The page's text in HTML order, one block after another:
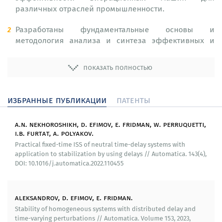
различных отраслей промышленности.
Разработаны фундаментальные основы и
методология анализа и синтеза эффективных и
времени децентрализованной автономной
навигации и кооперации многоагентных
информационного обмена между его компонентами.
Разработаны алгоритмы управления при
существенной неполноте информации для
выполнения маневров различных
робототехнических систем. Разработаны новые
методы управления динамично изменяемой
подхода.
показать полностью
избранные публикации патенты
a.n. nekhoroshikh, d. efimov, e. fridman, w. perruquetti,
i.b. furtat, a. polyakov.
Practical fixed-time ISS of neutral time-delay systems with
application to stabilization by using delays // Automatica. 143(4),
DOI: 10.1016/j.automatica.2022.110455
aleksandrov, d. efimov, e. fridman.
Stability of homogeneous systems with distributed delay and
time-varying perturbations // Automatica. Volume 153, 2023,